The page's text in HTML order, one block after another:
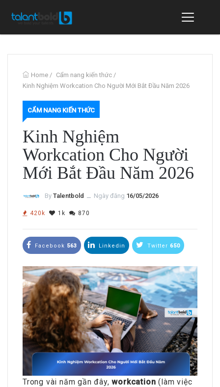
Home / Cẩm nang kiến thức /
Kinh Nghiệm Workcation Cho Người Mới Bắt Đầu Năm 2026
CẨM NANG KIẾN THỨC
Kinh Nghiệm
Workcation Cho Người
Mới Bắt Đầu Năm 2026
By Talentbold ــ Ngày đăng 16/05/2026
420k 1k 870
Facebook 563 Linkedin Twitter 650
Trong vài năm gần đây,workcation (làm việc